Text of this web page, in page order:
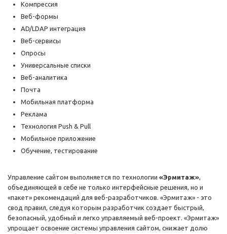
Компрессия
Веб-формы
AD/LDAP интеграция
Веб-сервисы
Опросы
Универсальные списки
Веб-аналитика
Почта
Мобильная платформа
Реклама
Технология Push & Pull
Мобильное приложение
Обучение, тестирование
Управление сайтом выполняется по технологии «Эрмитаж»,
объединяющей в себе не только интерфейсные решения, но и
«пакет» рекомендаций для веб-разработчиков. «Эрмитаж» - это
свод правил, следуя которым разработчик создает быстрый,
безопасный, удобный и легко управляемый веб-проект. «Эрмитаж»
упрощает освоение системы управления сайтом, снижает долю